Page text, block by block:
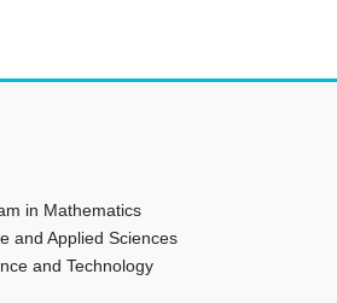
in Mathematics
and Applied Sciences
and Technology